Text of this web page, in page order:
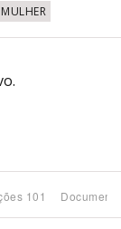
MULHER
101